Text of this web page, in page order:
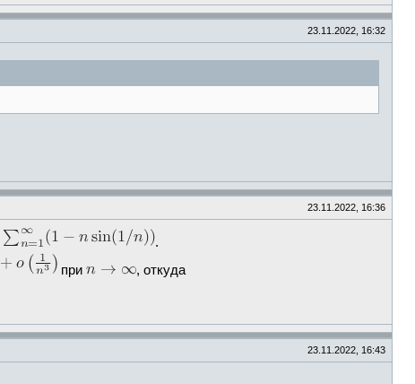
23.11.2022, 16:32
23.11.2022, 16:36
.
при
, откуда
23.11.2022, 16:43